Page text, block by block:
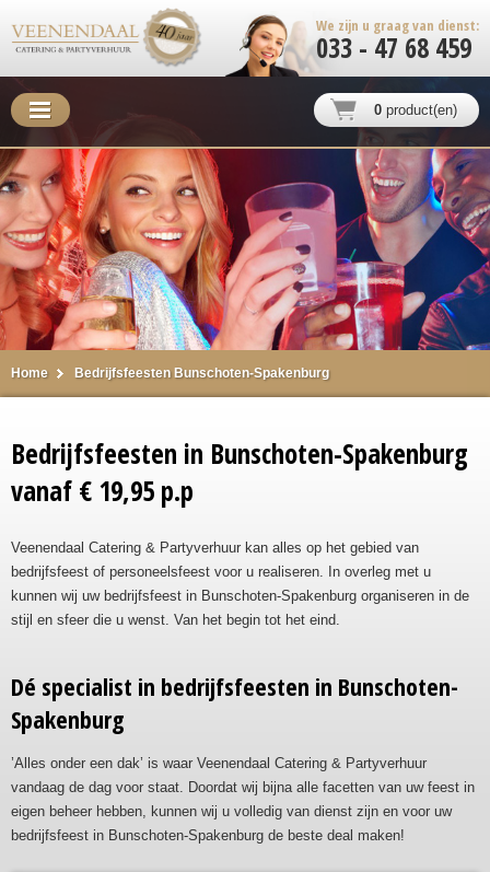
We zijn u graag van dienst:
033 - 47 68 459
0 product(en)
Home Bedrijfsfeesten Bunschoten-Spakenburg
Bedrijfsfeesten in Bunschoten-Spakenburg
vanaf € 19,95 p.p
Veenendaal Catering & Partyverhuur kan alles op het gebied van
bedrijfsfeest of personeelsfeest voor u realiseren. In overleg met u
kunnen wij uw bedrijfsfeest in Bunschoten-Spakenburg organiseren in de
stijl en sfeer die u wenst. Van het begin tot het eind.
Dé specialist in bedrijfsfeesten in Bunschoten-
Spakenburg
’Alles onder een dak’ is waar Veenendaal Catering & Partyverhuur
vandaag de dag voor staat. Doordat wij bijna alle facetten van uw feest in
eigen beheer hebben, kunnen wij u volledig van dienst zijn en voor uw
bedrijfsfeest in Bunschoten-Spakenburg de beste deal maken!